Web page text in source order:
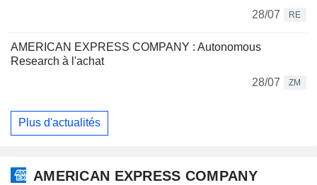
28/07 RE
AMERICAN EXPRESS COMPANY : Autonomous
Research à l'achat
28/07
ZM
Plus d'actualités
AMERICAN EXPRESS COMPANY